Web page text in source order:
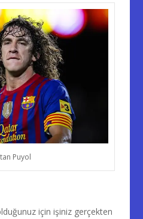
Puyol
için işiniz gerçekten